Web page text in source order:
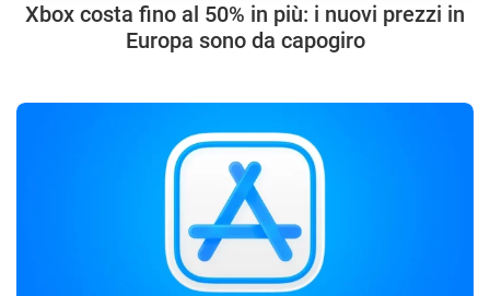
Xbox costa fino al 50% in più: i nuovi prezzi in
Europa sono da capogiro